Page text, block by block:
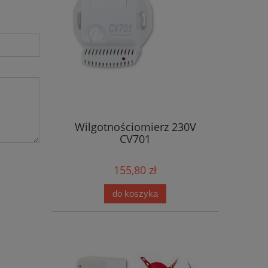
Wilgotnościomierz 230V
CV701
155,80 zł
do koszyka